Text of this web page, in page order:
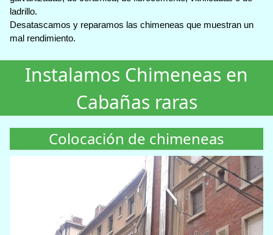
ladrillo.
Desatascamos y reparamos las chimeneas que muestran un
mal rendimiento.
Instalamos Chimeneas en
Cabañas raras
Colocación de chimeneas